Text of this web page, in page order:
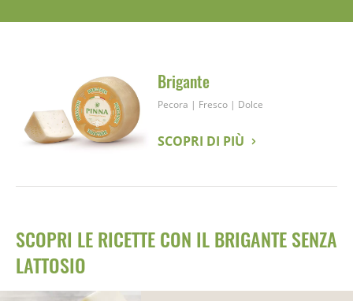
Brigante
Pecora | Fresco | Dolce
SCOPRI DI PIÙ
SCOPRI LE RICETTE CON IL BRIGANTE SENZA
LATTOSIO